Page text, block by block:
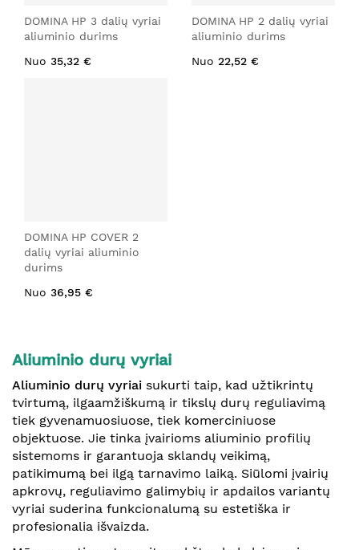
DOMINA HP 3 dalių vyriai
aliuminio durims
Nuo 35,32 €
DOMINA HP 2 dalių vyriai
aliuminio durims
Nuo 22,52 €
DOMINA HP COVER 2
dalių vyriai aliuminio
durims
Nuo 36,95 €
Aliuminio durų vyriai
Aliuminio durų vyriai sukurti taip, kad užtikrintų
tvirtumą, ilgaamžiškumą ir tikslų durų reguliavimą
tiek gyvenamuosiuose, tiek komerciniuose
objektuose. Jie tinka įvairioms aliuminio profilių
sistemoms ir garantuoja sklandų veikimą,
patikimumą bei ilgą tarnavimo laiką. Siūlomi įvairių
apkrovų, reguliavimo galimybių ir apdailos variantų
vyriai suderina funkcionalumą su estetiška ir
profesionalia išvaizda.